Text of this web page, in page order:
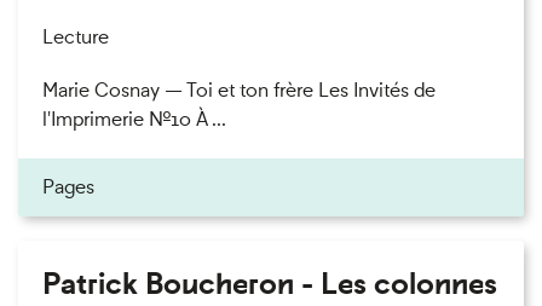
Lecture
Marie Cosnay — Toi et ton frère Les Invités de
l'Imprimerie n°10 À ...
Pages
Patrick Boucheron - Les colonnes